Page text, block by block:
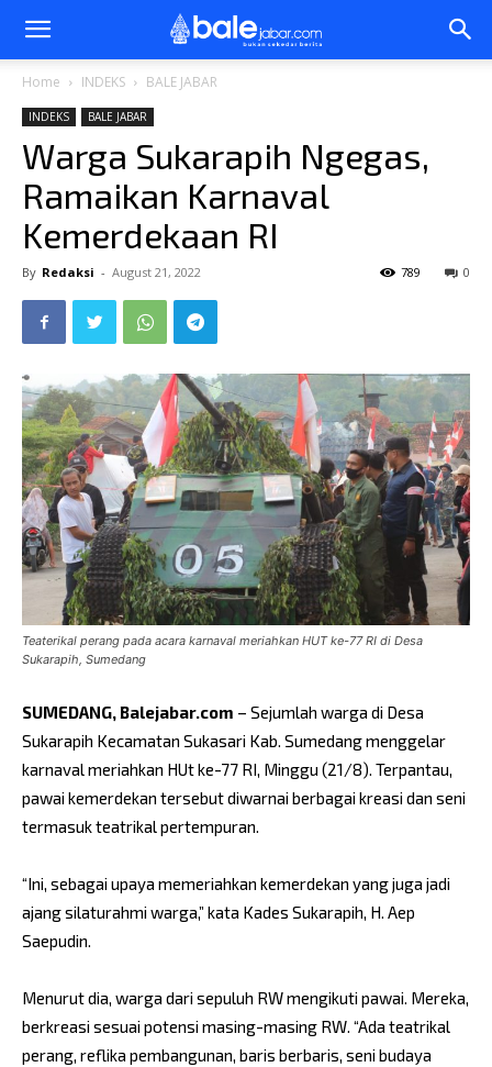
Bale
Jabar
Home INDEKS BALE JABAR
INDEKS BALE JABAR
Warga Sukarapih Ngegas,
Ramaikan Karnaval
Kemerdekaan RI
By Redaksi - August 21, 2022 0
789
Teaterikal perang pada acara karnaval meriahkan HUT ke-77 RI di Desa
Sukarapih, Sumedang
SUMEDANG, Balejabar.com – Sejumlah warga di Desa
Sukarapih Kecamatan Sukasari Kab. Sumedang menggelar
karnaval meriahkan HUt ke-77 RI, Minggu (21/8). Terpantau,
pawai kemerdekan tersebut diwarnai berbagai kreasi dan seni
termasuk teatrikal pertempuran.
“Ini, sebagai upaya memeriahkan kemerdekan yang juga jadi
ajang silaturahmi warga,” kata Kades Sukarapih, H. Aep
Saepudin.
Menurut dia, warga dari sepuluh RW mengikuti pawai. Mereka,
berkreasi sesuai potensi masing-masing RW. “Ada teatrikal
perang, reflika pembangunan, baris berbaris, seni budaya